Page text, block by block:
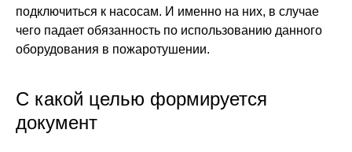
подключиться к насосам. И именно на них, в случае
чего падает обязанность по использованию данного
оборудования в пожаротушении.
С какой целью формируется
документ